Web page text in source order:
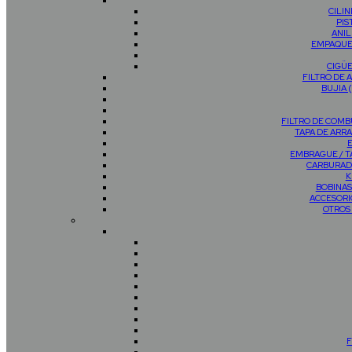
FILTRO DE
BUJIA
FILTRO DE
TAPA DE
EMBRAGUE /